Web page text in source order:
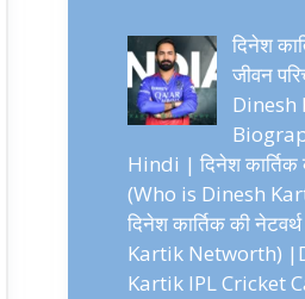
दिनेश
जीवन
Dinesh
Hindi | दिनेश कार्तिक
(Who is Dinesh
दिनेश कार्तिक की
Kartik Networth)
Kartik IPL Cricket